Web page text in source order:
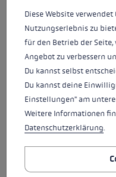
De
grip,
Diese Website
Nutzungserlebnis zu
für den Betrieb der
Angebot zu verbessern
Du kannst selbst
Du kannst deine
Einstellungen" am
Weitere Informationen
Datenschutzerklärung.